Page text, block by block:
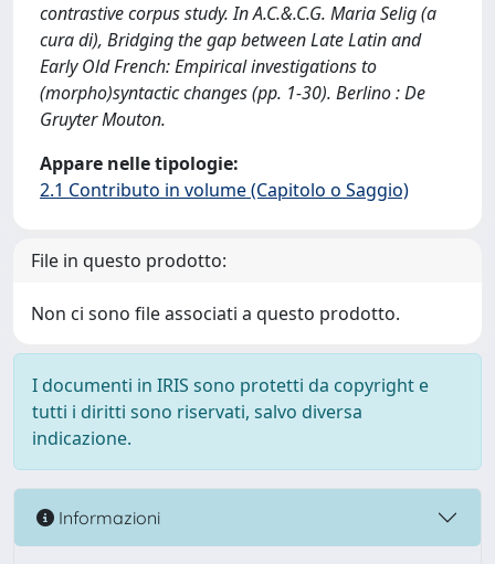
contrastive corpus study. In A.C.&.C.G. Maria Selig (a
cura di), Bridging the gap between Late Latin and
Early Old French: Empirical investigations to
(morpho)syntactic changes (pp. 1-30). Berlino : De
Gruyter Mouton.
Appare nelle tipologie:
2.1 Contributo in volume (Capitolo o Saggio)
File in questo prodotto:
Non ci sono file associati a questo prodotto.
I documenti in IRIS sono protetti da copyright e
tutti i diritti sono riservati, salvo diversa
indicazione.
Informazioni